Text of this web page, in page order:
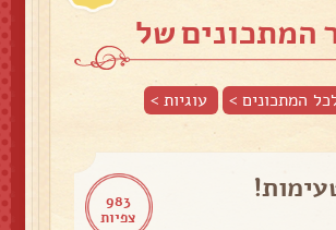
המתכונים של
המתכונים > עוגיות>
983
צפיות